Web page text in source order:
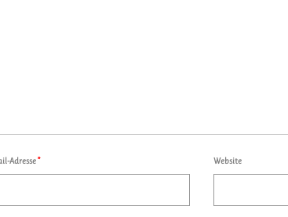
Adresse* Website